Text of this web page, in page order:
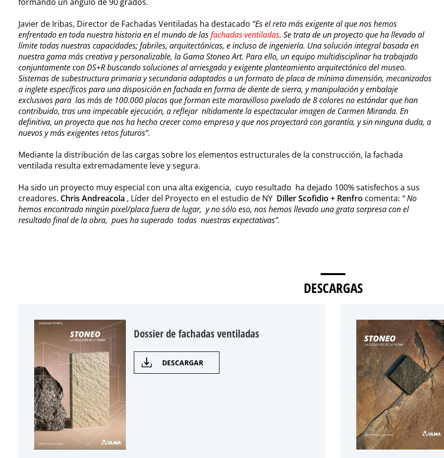
Javier de Iribas, Director de Fachadas Ventiladas ha destacado “Es el reto más exigente al que nos hemos
enfrentado en toda nuestra historia en el mundo de lasfachadas ventiladas. Se trata de un proyecto que ha llevado al
límite todas nuestras capacidades; fabriles, arquitectónicas, e incluso de ingeniería. Una solución integral basada en
nuestra gama más creativa y personalizable, la Gama Stoneo Art. Para ello, un equipo multidisciplinar ha trabajado
conjuntamente con DS+R buscando soluciones al arriesgado y exigente planteamiento arquitectónico del museo.
Sistemas de subestructura primaria y secundaria adaptados a un formato de placa de mínima dimensión, mecanizados
a inglete específicos para una disposición en fachada en forma de diente de sierra, y manipulación y embalaje
exclusivos para las más de 100.000 placas que forman este maravilloso pixelado de 8 colores no estándar que han
contribuido, tras una impecable ejecución, a reflejar nítidamente la espectacular imagen de Carmen Miranda. En
definitiva, un proyecto que nos ha hecho crecer como empresa y que nos proyectará con garantía, y sin ninguna duda, a
nuevos y más exigentes retos futuros”.
Mediante la distribución de las cargas sobre los elementos estructurales de la construcción, la fachada
ventilada resulta extremadamente leve y segura.
Ha sido un proyecto muy especial con una alta exigencia, cuyo resultado ha dejado 100% satisfechos a sus
creadores. Chris Andreacola , Líder del Proyecto en el estudio de NY Diller Scofidio + Renfro comenta: “ No
hemos encontrado ningún pixel/placa fuera de lugar, y no sólo eso, nos hemos llevado una grata sorpresa con el
resultado final de la obra, pues ha superado todas nuestras expectativas”.
DESCARGAS
Dossier de fachadas ventiladas
DESCARGAR